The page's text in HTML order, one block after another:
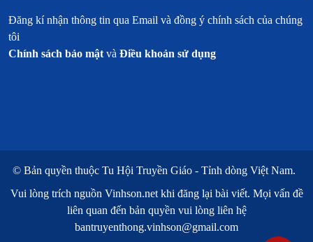
Đăng kí nhận thông tin qua Email và đồng ý chính sách của chúng
tôi
Chính sách bảo mật và Điều khoản sử dụng
© Bản quyền thuộc Tu Hội Truyền Giáo - Tỉnh dòng Việt Nam.
Vui lòng trích nguồn Vinhson.net khi đăng lại bài viết. Mọi vấn đề
liên quan đến bản quyền vui lòng liên hệ
bantruyenthong.vinhson@gmail.com